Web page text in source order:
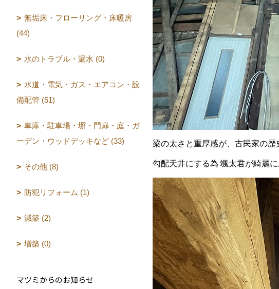
梁の太さと重厚感が、古民家の歴
勾配天井にする為 颯太君が綺麗に
無垢床・フローリング・床暖房
(44)
水のトラブル・漏水 (0)
水道・電気・ガス・エアコン・設
備配管 (51)
車庫・駐車場・塀・門扉・庭・ガ
ーデン・ウッドデッキなど (33)
その他 (8)
防犯リフォーム (1)
減築 (2)
増築 (0)
マツミからのお知らせ